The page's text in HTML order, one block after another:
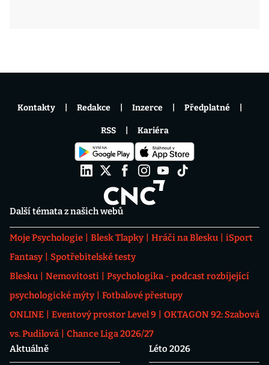
Další témata z našich webů
Moje Psychologie Blesk Tlapky Hráči na Blesku
iSport
Fantasy
Spotřebitelské testy
Blesku
Nemovitosti
Psychologika - podcast rozbíjející
psychologické mýty
Fotbalové přestupy
ONLINE
Eventový prostor Level 9
OKTAGON 92: Szabová
vs. Pudilová
Chance Liga 2026/27
Aktuálně
Léto 2026
Kontakty Redakce Inzerce Předplatné
RSS Kariéra